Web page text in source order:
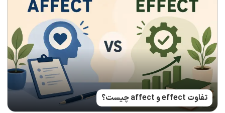
تفاوت effect و affect چیست؟